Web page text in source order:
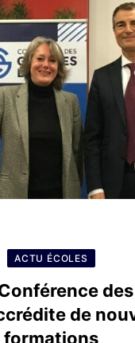
ACTU ÉCOLES
de
formations